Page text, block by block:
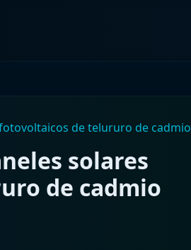
de telururo de cadmio
solares
de cadmio